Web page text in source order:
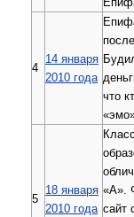
4
14 января
2010 года
что
5
18 января
2010 года
«А».
сайт